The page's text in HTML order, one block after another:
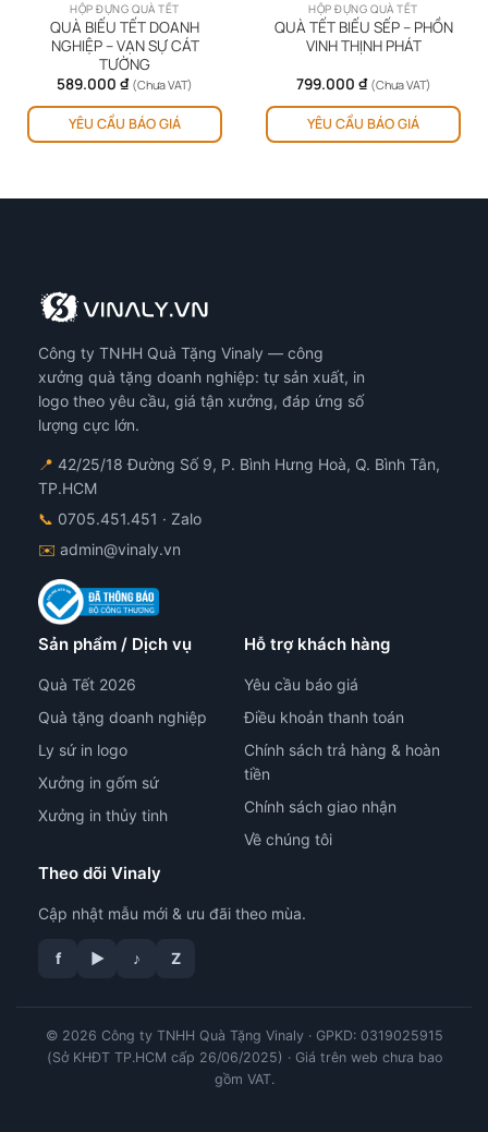
HỘP ĐỰNG QUÀ TẾT
QUÀ BIẾU TẾT DOANH
NGHIỆP – VẠN SỰ CÁT
TƯỜNG
589.000 ₫ (Chưa VAT)
YÊU CẦU BÁO GIÁ
HỘP ĐỰNG QUÀ TẾT
QUÀ TẾT BIẾU SẾP – PHỒN
VINH THỊNH PHÁT
799.000 ₫ (Chưa VAT)
YÊU CẦU BÁO GIÁ
Công ty TNHH Quà Tặng Vinaly — công
xưởng quà tặng doanh nghiệp: tự sản xuất, in
logo theo yêu cầu, giá tận xưởng, đáp ứng số
lượng cực lớn.
📍 42/25/18 Đường Số 9, P. Bình Hưng Hoà, Q. Bình Tân,
TP.HCM
📞 0705.451.451 · Zalo
✉️ admin@vinaly.vn
Sản phẩm / Dịch vụ
Quà Tết 2026
Quà tặng doanh nghiệp
Ly sứ in logo
Xưởng in gốm sứ
Xưởng in thủy tinh
Hỗ trợ khách hàng
Yêu cầu báo giá
Điều khoản thanh toán
Chính sách trả hàng & hoàn
tiền
Chính sách giao nhận
Về chúng tôi
Theo dõi Vinaly
Cập nhật mẫu mới & ưu đãi theo mùa.
f ▶ ♪ Z
© 2026 Công ty TNHH Quà Tặng Vinaly · GPKD: 0319025915
(Sở KHĐT TP.HCM cấp 26/06/2025) · Giá trên web chưa bao
gồm VAT.
tư vấn công nghệ in